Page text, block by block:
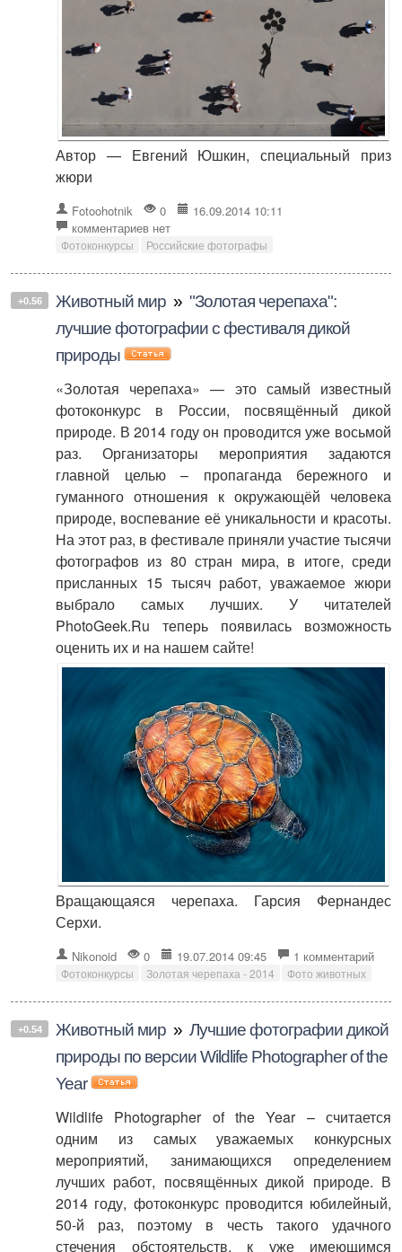
Автор — Евгений Юшкин, специальный приз
жюри
Fotoohotnik 0
16.09.2014 10:11
комментариев нет
Фотоконкурсы Российские фотографы
+0.56 Животный мир » "Золотая черепаха":
лучшие фотографии с фестиваля дикой
природы
«Золотая черепаха» — это самый известный
фотоконкурс в России, посвящённый дикой
природе. В 2014 году он проводится уже восьмой
раз. Организаторы мероприятия задаются
главной целью – пропаганда бережного и
гуманного отношения к окружающёй человека
природе, воспевание её уникальности и красоты.
На этот раз, в фестивале приняли участие тысячи
фотографов из 80 стран мира, в итоге, среди
присланных 15 тысяч работ, уважаемое жюри
выбрало самых лучших. У читателей
PhotoGeek.Ru теперь появилась возможность
оценить их и на нашем сайте!
Вращающаяся черепаха. Гарсия Фернандес
Серхи.
Nikonoid 0 19.07.2014 09:45 1 комментарий
Фотоконкурсы Золотая черепаха - 2014 Фото животных
+0.54 Животный мир » Лучшие фотографии дикой
природы по версии Wildlife Photographer of the
Year
Wildlife Photographer of the Year – считается
одним из самых уважаемых конкурсных
мероприятий, занимающихся определением
лучших работ, посвящённых дикой природе. В
2014 году, фотоконкурс проводится юбилейный,
50-й раз, поэтому в честь такого удачного
стечения обстоятельств, к уже имеющимся